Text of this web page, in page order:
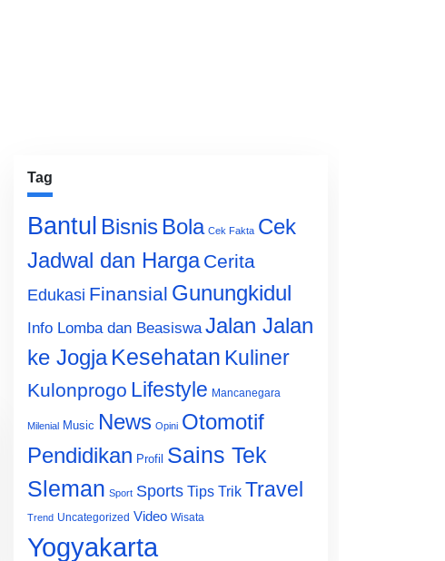
Tag
Bantul Bisnis Bola Cek Fakta Cek
Jadwal dan Harga Cerita
Edukasi Finansial Gunungkidul
Info Lomba dan Beasiswa Jalan Jalan
ke Jogja Kesehatan Kuliner
Kulonprogo Lifestyle Mancanegara
Milenial Music News Opini Otomotif
Pendidikan Profil Sains Tek
Sleman Sport Sports Tips Trik Travel
Trend Uncategorized Video Wisata
Yogyakarta